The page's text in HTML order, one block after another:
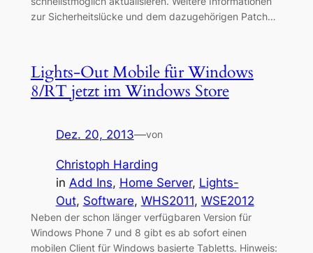
zur Sicherheitslücke und dem dazugehörigen Patch…
Lights-Out Mobile für Windows
8/RT jetzt im Windows Store
Dez. 20, 2013—von
Christoph Harding
in Add Ins, Home Server, Lights-
Out, Software, WHS2011, WSE2012
Neben der schon länger verfügbaren Version für
Windows Phone 7 und 8 gibt es ab sofort einen
mobilen Client für Windows basierte Tabletts. Hinweis: